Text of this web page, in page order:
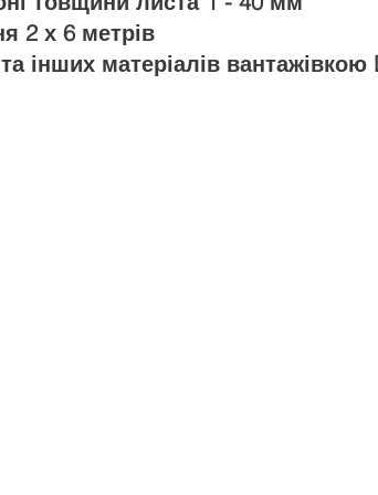
2 х 6 метрів
інших матеріалів вантажівкою